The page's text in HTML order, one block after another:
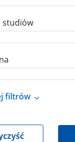
studiów
filtrów